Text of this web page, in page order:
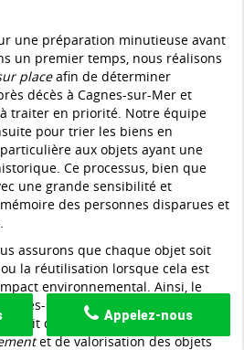
une préparation minutieuse avant
un premier temps, nous réalisons
placeafin de déterminer
décès à Cagnes-sur-Mer et
traiter en priorité. Notre équipe
pour trier les biens en
aux objets ayant une
Ce processus, bien que
une grande sensibilité et
des personnes disparues et
assurons que chaque objet soit
la réutilisation lorsque cela est
environnemental. Ainsi, le
sur-Mer ne se limite pas à un
dans unedémarche globale
et de valorisation des objets
Appelez-nous